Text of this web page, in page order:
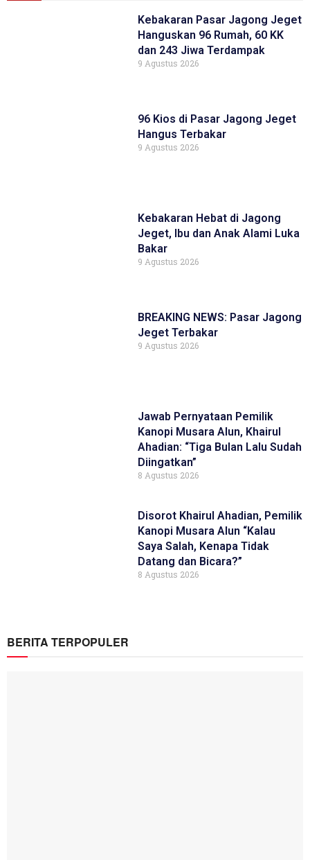
Kebakaran Pasar Jagong Jeget
Hanguskan 96 Rumah, 60 KK
dan 243 Jiwa Terdampak
9 Agustus 2026
96 Kios di Pasar Jagong Jeget
Hangus Terbakar
9 Agustus 2026
Kebakaran Hebat di Jagong
Jeget, Ibu dan Anak Alami Luka
Bakar
9 Agustus 2026
BREAKING NEWS: Pasar Jagong
Jeget Terbakar
9 Agustus 2026
Jawab Pernyataan Pemilik
Kanopi Musara Alun, Khairul
Ahadian: “Tiga Bulan Lalu Sudah
Diingatkan”
8 Agustus 2026
Disorot Khairul Ahadian, Pemilik
Kanopi Musara Alun “Kalau
Saya Salah, Kenapa Tidak
Datang dan Bicara?”
8 Agustus 2026
BERITA TERPOPULER